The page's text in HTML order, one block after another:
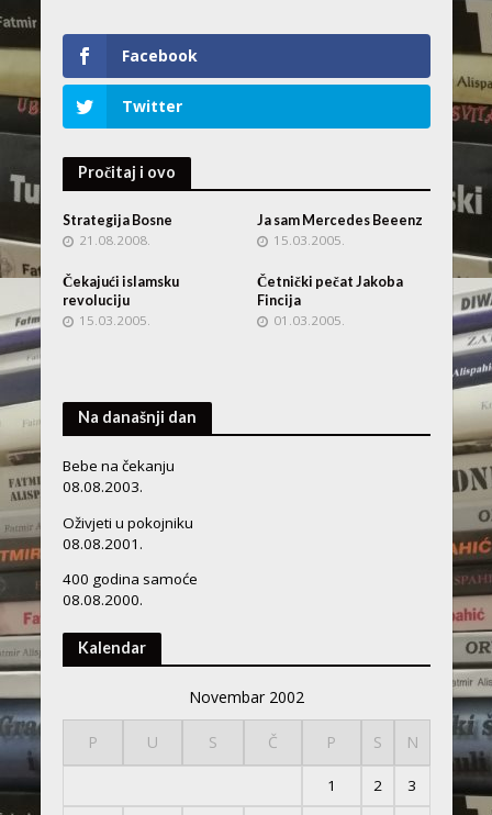
Facebook
Twitter
Pročitaj i ovo
Strategija Bosne
21.08.2008.
Ja sam Mercedes Beeenz
15.03.2005.
Čekajući islamsku
revoluciju
15.03.2005.
Četnički pečat Jakoba
Fincija
01.03.2005.
Na današnji dan
Bebe na čekanju
08.08.2003.
Oživjeti u pokojniku
08.08.2001.
400 godina samoće
08.08.2000.
Kalendar
Novembar 2002
P U S Č P S N
1 2 3